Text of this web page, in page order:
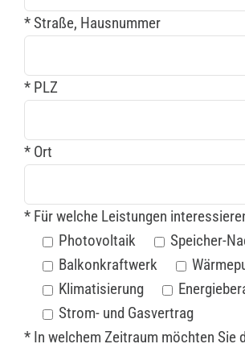
* Straße, Hausnummer
* PLZ
* Ort
* Für welche Leistungen
Photovoltaik
Speicher-
Balkonkraftwerk
Klimatisierung
Strom- und Gasvertrag
* In welchem Zeitraum möchten Sie